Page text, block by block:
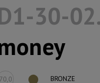
30-02.
BRONZE